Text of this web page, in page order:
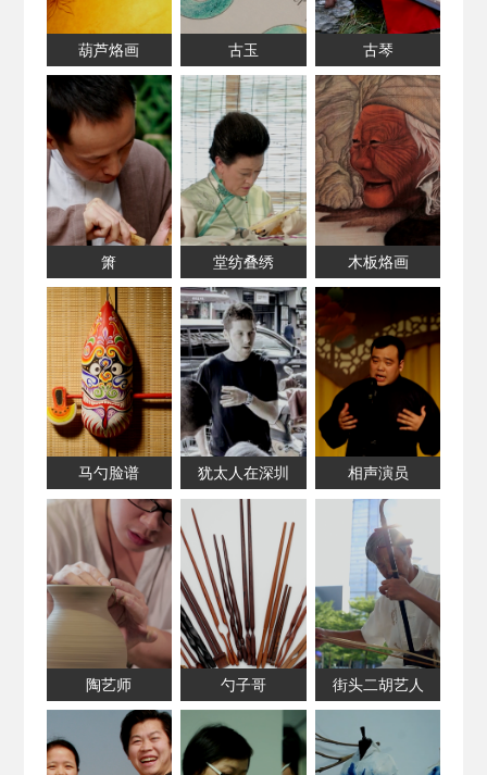
葫芦烙画 古玉 古琴
箫 堂纺叠绣 木板烙画
马勺脸谱 犹太人在深圳 相声演员
陶艺师 勺子哥 街头二胡艺人